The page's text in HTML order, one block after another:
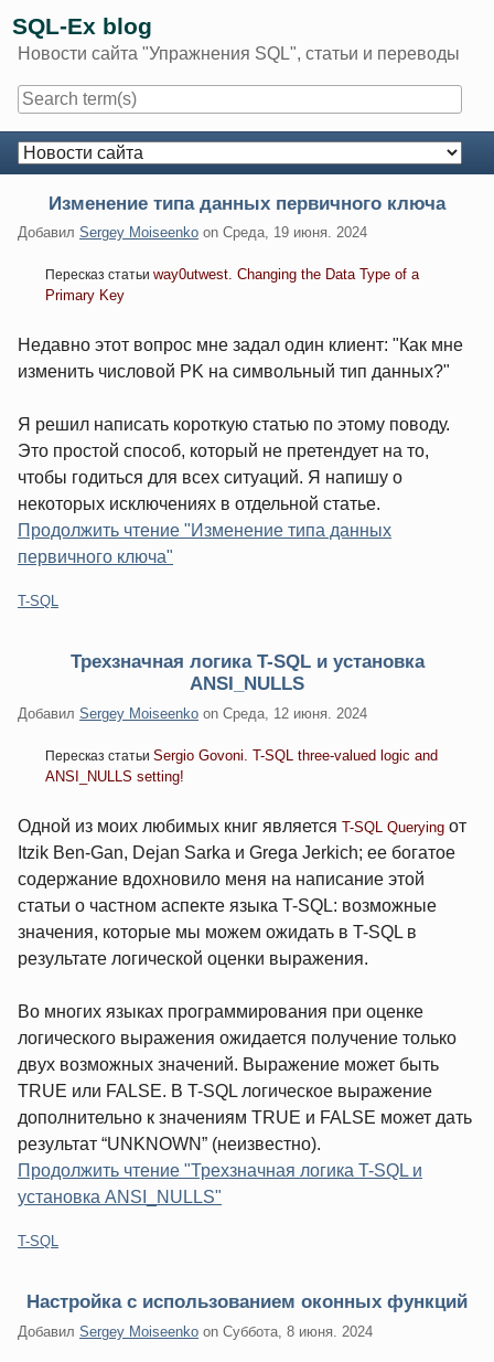
content
SQL-Ex blog
Новости сайта "Упражнения SQL", статьи и переводы
Navigation
Изменение типа данных первичного ключа
Добавил Sergey Moiseenko on Среда, 19 июня. 2024
Пересказ статьи way0utwest. Changing the Data Type of a
Primary Key
Недавно этот вопрос мне задал один клиент: "Как мне
изменить числовой PK на символьный тип данных?"
Я решил написать короткую статью по этому поводу.
Это простой способ, который не претендует на то,
чтобы годиться для всех ситуаций. Я напишу о
некоторых исключениях в отдельной статье.
Продолжить чтение "Изменение типа данных
первичного ключа"
Категории:
T-SQL
Трехзначная логика T-SQL и установка
ANSI_NULLS
Добавил Sergey Moiseenko on Среда, 12 июня. 2024
Пересказ статьи Sergio Govoni. T-SQL three-valued logic and
ANSI_NULLS setting!
Одной из моих любимых книг является T-SQL Querying от
Itzik Ben-Gan, Dejan Sarka и Grega Jerkich; ее богатое
содержание вдохновило меня на написание этой
статьи о частном аспекте языка T-SQL: возможные
значения, которые мы можем ожидать в T-SQL в
результате логической оценки выражения.
Во многих языках программирования при оценке
логического выражения ожидается получение только
двух возможных значений. Выражение может быть
TRUE или FALSE. В T-SQL логическое выражение
дополнительно к значениям TRUE и FALSE может дать
результат “UNKNOWN” (неизвестно).
Продолжить чтение "Трехзначная логика T-SQL и
установка ANSI_NULLS"
Категории:
T-SQL
Настройка с использованием оконных функций
Добавил Sergey Moiseenko on Суббота, 8 июня. 2024